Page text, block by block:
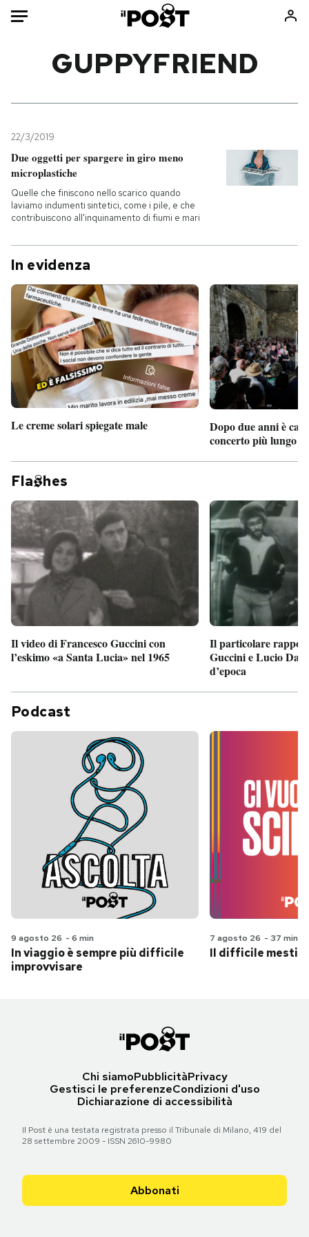
Mondo
Politica
Tecnologia
Internet
Scienza
Consumismi
Ok Boomer!
Media
PODCAST
NEWSLETTER
I MIEI PREFERITI
SHOP
CALENDARIO
AREA PERSONALE
Entra
GUPPYFRIEND
22/3/2019
Due oggetti per spargere in giro meno
microplastiche
Quelle che finiscono nello scarico quando
laviamo indumenti sintetici, come i pile, e che
contribuiscono all'inquinamento di fiumi e mari
In evidenza
Le creme solari spiegate male
Dopo due anni è
concerto più lungo
Fla hes
Il video di Francesco Guccini con
l’eskimo «a Santa Lucia» nel 1965
Il particolare
Guccini e Lucio
d’epoca
Podcast
9 agosto 26 - 6 min
In viaggio è sempre più difficile
improvvisare
7 agosto 26 - 37 min
Il difficile
Chi siamoPubblicitàPrivacy
Gestisci le preferenzeCondizioni d'uso
Dichiarazione di accessibilità
Il Post è una testata registrata presso il Tribunale di Milano, 419 del
28 settembre 2009 - ISSN 2610-9980
Abbonati